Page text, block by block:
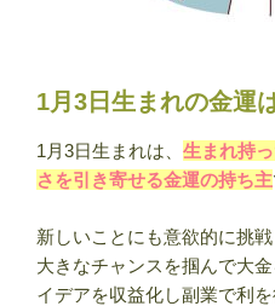
1月3日生まれの金運
1月3日生まれは、 生まれ持
さを引き寄せる金運の持ち主
新しいことにも意欲的に挑
大きなチャンスを掴んで大
イデアを収益化し副業で利を